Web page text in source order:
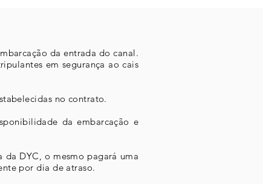
da entrada do canal.
em segurança ao cais
no contrato.
da embarcação e
DYC, o mesmo pagará uma
por dia de atraso.